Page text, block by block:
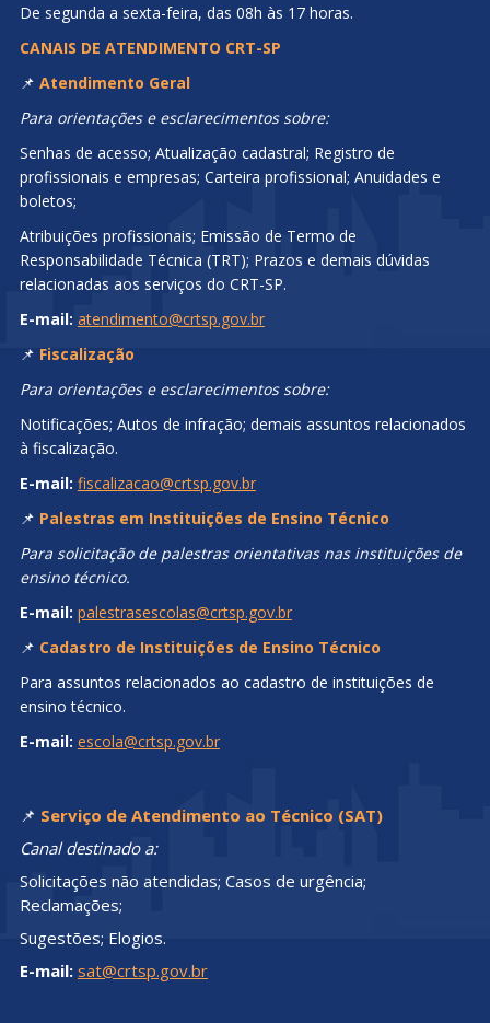
De segunda a sexta-feira, das 08h às 17 horas.
CANAIS DE ATENDIMENTO CRT-SP
📌 Atendimento Geral
Para orientações e esclarecimentos sobre:
Senhas de acesso; Atualização cadastral; Registro de
profissionais e empresas; Carteira profissional; Anuidades e
boletos;
Atribuições profissionais; Emissão de Termo de
Responsabilidade Técnica (TRT); Prazos e demais dúvidas
relacionadas aos serviços do CRT-SP.
E-mail: atendimento@crtsp.gov.br
📌 Fiscalização
Para orientações e esclarecimentos sobre:
Notificações; Autos de infração; demais assuntos relacionados
à fiscalização.
E-mail: fiscalizacao@crtsp.gov.br
📌 Palestras em Instituições de Ensino Técnico
Para solicitação de palestras orientativas nas instituições de
ensino técnico.
E-mail: palestrasescolas@crtsp.gov.br
📌 Cadastro de Instituições de Ensino Técnico
Para assuntos relacionados ao cadastro de instituições de
ensino técnico.
E-mail: escola@crtsp.gov.br
📌 Serviço de Atendimento ao Técnico (SAT)
Canal destinado a:
Solicitações não atendidas; Casos de urgência;
Reclamações;
Sugestões; Elogios.
E-mail: sat@crtsp.gov.br